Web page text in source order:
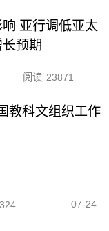
亚行调低亚太
预期
阅读 23871
教科文组织工作
07-24